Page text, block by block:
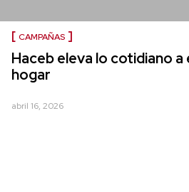
CAMPAÑAS
Haceb eleva lo cotidiano
hogar
abril 16, 2026